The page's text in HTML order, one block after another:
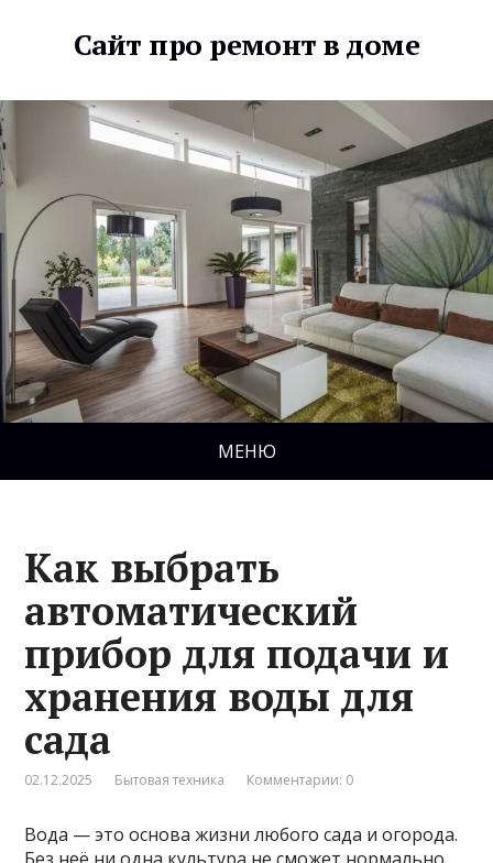
Сайт про ремонт в доме
МЕНЮ
Как выбрать
автоматический
прибор для подачи и
хранения воды для
сада
02.12.2025 Бытовая техника Комментарии: 0
Вода — это основа жизни любого сада и огорода.